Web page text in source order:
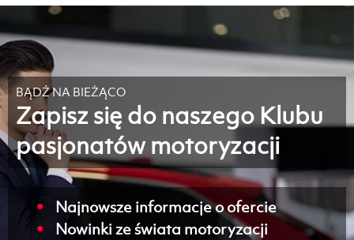
BĄDŹ NA BIEŻĄCO
Zapisz się do naszego Klubu
pasjonatów motoryzacji
Najnowsze informacje o ofercie
Nowinki ze świata motoryzacji